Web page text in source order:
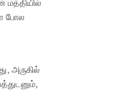
மத்தியில்
போல
அருகில்